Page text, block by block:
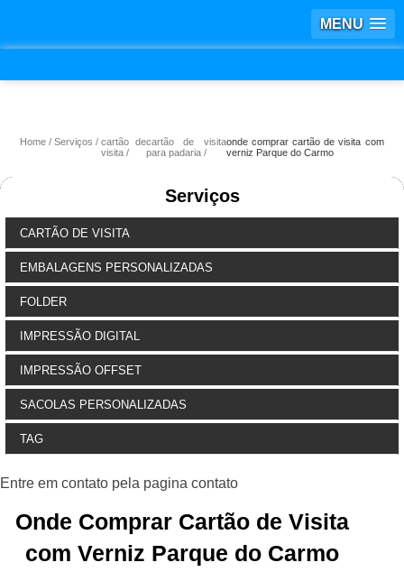
MENU
Home Serviços
cartão de
visita
cartão de visita
para padaria
onde comprar cartão de visita com
verniz Parque do Carmo
Serviços
CARTÃO DE VISITA
EMBALAGENS PERSONALIZADAS
FOLDER
IMPRESSÃO DIGITAL
IMPRESSÃO OFFSET
SACOLAS PERSONALIZADAS
TAG
Onde Comprar Cartão de Visita
com Verniz Parque do Carmo